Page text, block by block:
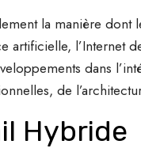
la manière dont
artificielle, l’Internet
dans
de
Hybride